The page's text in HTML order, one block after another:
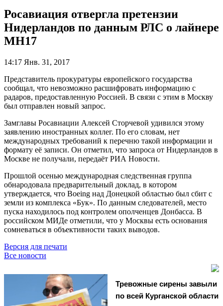
Росавиация отвергла претензии
Нидерландов по данным РЛС о лайнере
MH17
14:17 Янв. 31, 2017
Представитель прокуратуры европейского государства
сообщал, что невозможно расшифровать информацию с
радаров, предоставленную Россией. В связи с этим в Москву
был отправлен новый запрос.
Замглавы Росавиации Алексей Сторчевой удивился этому
заявлению иностранных коллег. По его словам, нет
международных требований к перечню такой информации и
формату её записи. Он отметил, что запроса от Нидерландов в
Москве не получали, передаёт РИА Новости.
Прошлой осенью международная следственная группа
обнародовала предварительный доклад, в котором
утверждается, что Boeing над Донецкой областью был сбит с
земли из комплекса «Бук». По данным следователей, место
пуска находилось под контролем ополченцев Донбасса. В
российском МИДе отметили, что у Москвы есть основания
сомневаться в объективности таких выводов.
Версия для печати
Все новости
Тревожные сирены завыли
по всей Курганской области